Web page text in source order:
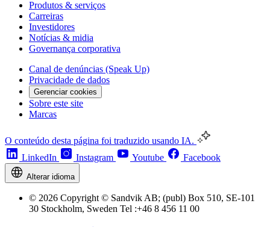
Produtos & serviços
Carreiras
Investidores
Notícias & midia
Governança corporativa
Canal de denúncias (Speak Up)
Privacidade de dados
Gerenciar cookies
Sobre este site
Marcas
O conteúdo desta página foi traduzido usando IA.
LinkedIn
Instagram Youtube Facebook
Alterar idioma
© 2026 Copyright © Sandvik AB; (publ) Box 510, SE-101
30 Stockholm, Sweden Tel :+46 8 456 11 00